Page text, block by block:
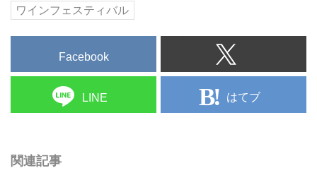
ワインフェスティバル
Facebook
LINE はてブ
関連記事